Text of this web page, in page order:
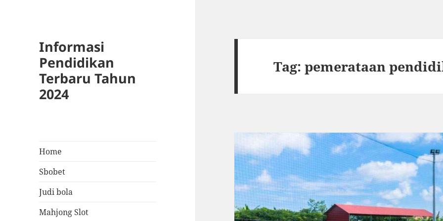
Informasi
Pendidikan
Terbaru Tahun
2024
Home
Sbobet
Judi bola
Mahjong Slot
Tag:pemerataan